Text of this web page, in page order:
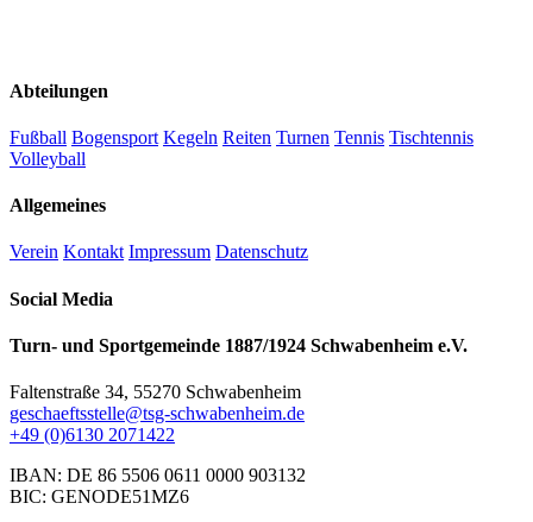
Abteilungen
Fußball Bogensport Kegeln Reiten Turnen Tennis Tischtennis
Volleyball
Allgemeines
Verein Kontakt Impressum Datenschutz
Social Media
Turn- und Sportgemeinde 1887/1924 Schwabenheim e.V.
Faltenstraße 34, 55270 Schwabenheim
geschaeftsstelle@tsg-schwabenheim.de
+49 (0)6130 2071422
IBAN: DE 86 5506 0611 0000 903132
BIC: GENODE51MZ6